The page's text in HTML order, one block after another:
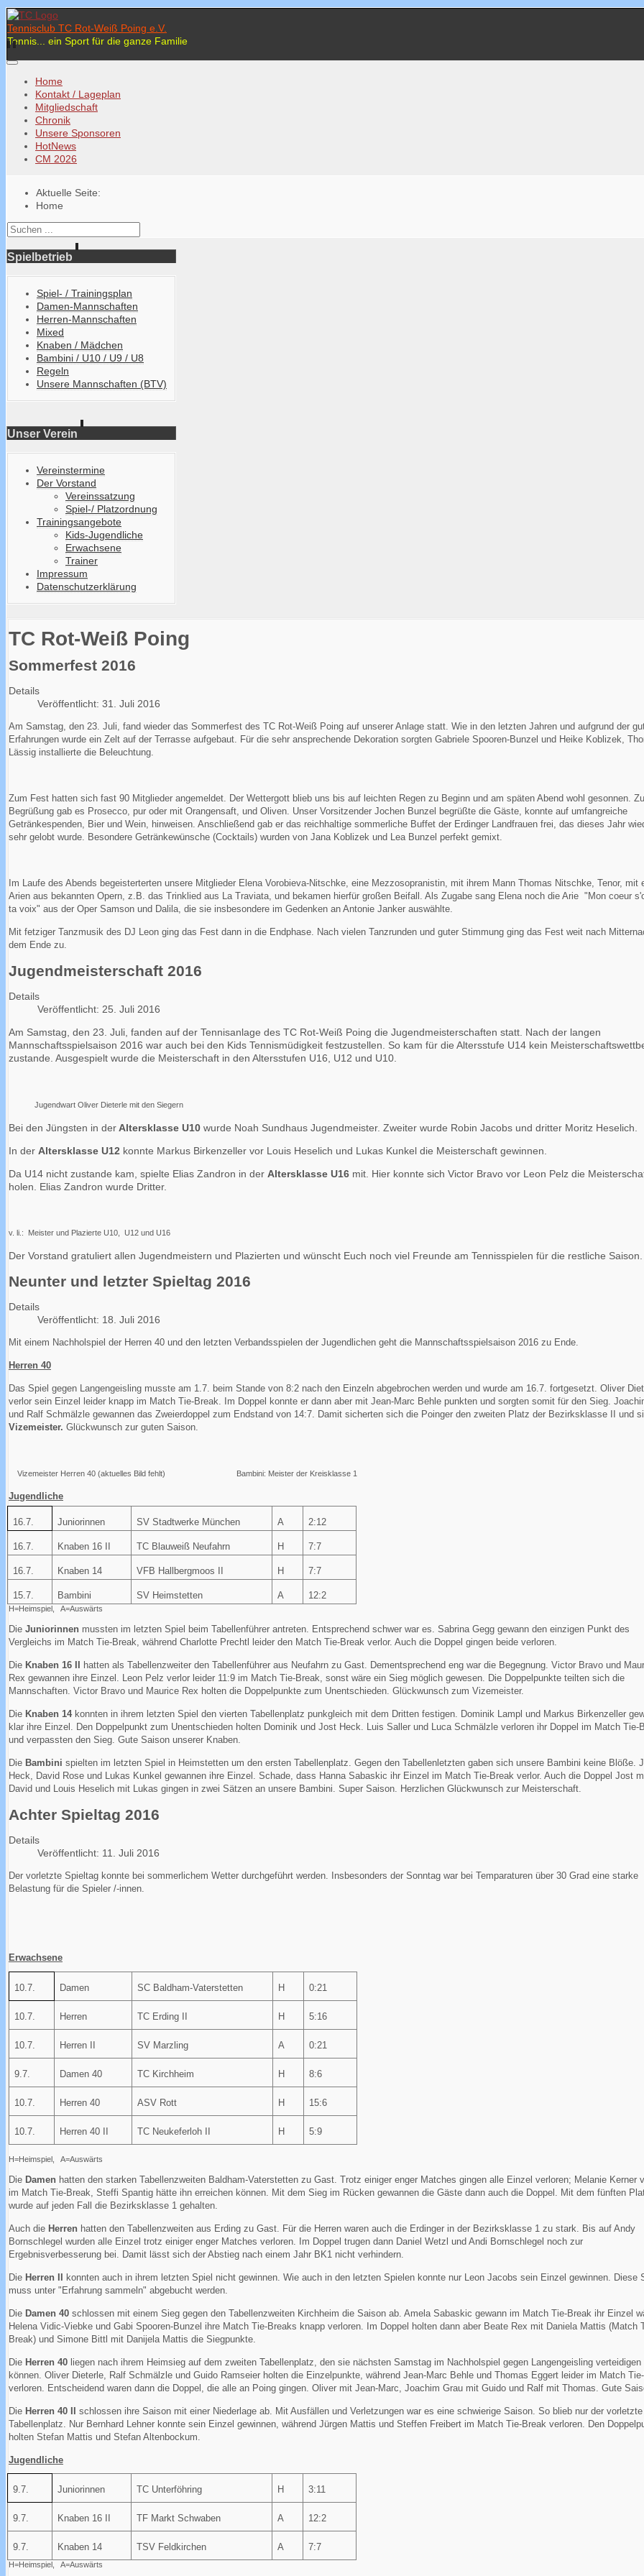
Tennisclub TC Rot-Weiß Poing e.V.
Tennis... ein Sport für die ganze Familie
Home
Kontakt / Lageplan
Mitgliedschaft
Chronik
Unsere Sponsoren
HotNews
CM 2026
Aktuelle Seite:
Home
Spielbetrieb
Spiel- / Trainingsplan
Damen-Mannschaften
Herren-Mannschaften
Mixed
Knaben / Mädchen
Bambini / U10 / U9 / U8
Regeln
Unsere Mannschaften (BTV)
Unser Verein
Vereinstermine
Der Vorstand
Vereinssatzung
Spiel-/ Platzordnung
Trainingsangebote
Kids-Jugendliche
Erwachsene
Trainer
Impressum
Datenschutzerklärung
TC Rot-Weiß Poing
Sommerfest 2016
Details
Veröffentlicht: 31. Juli 2016
Am Samstag, den 23. Juli, fand wieder das Sommerfest des TC Rot-Weiß Poing auf unserer Anlage statt. Wie in den letzten Jahren und aufgrund der
Erfahrungen wurde ein Zelt auf der Terrasse aufgebaut. Für die sehr ansprechende Dekoration sorgten Gabriele Spooren-Bunzel und Heike Koblizek,
Lässig installierte die Beleuchtung.
Zum Fest hatten sich fast 90 Mitglieder angemeldet. Der Wettergott blieb uns bis auf leichten Regen zu Beginn und am späten Abend wohl gesonnen.
Begrüßung gab es Prosecco, pur oder mit Orangensaft, und Oliven. Unser Vorsitzender Jochen Bunzel begrüßte die Gäste, konnte auf umfangreiche
Getränkespenden, Bier und Wein, hinweisen. Anschließend gab er das reichhaltige sommerliche Buffet der Erdinger Landfrauen frei, das dieses Jahr
sehr gelobt wurde. Besondere Getränkewünsche (Cocktails) wurden von Jana Koblizek und Lea Bunzel perfekt gemixt.
Im Laufe des Abends begeisterterten unsere Mitglieder Elena Vorobieva-Nitschke, eine Mezzosopranistin, mit ihrem Mann Thomas Nitschke, Tenor, mit
Arien aus bekannten Opern, z.B. das Trinklied aus La Traviata, und bekamen hierfür großen Beifall. Als Zugabe sang Elena noch die Arie "Mon coeur
ta voix" aus der Oper Samson und Dalila, die sie insbesondere im Gedenken an Antonie Janker auswählte.
Mit fetziger Tanzmusik des DJ Leon ging das Fest dann in die Endphase. Nach vielen Tanzrunden und guter Stimmung ging das Fest weit nach
dem Ende zu.
Jugendmeisterschaft 2016
Details
Veröffentlicht: 25. Juli 2016
Am Samstag, den 23. Juli, fanden auf der Tennisanlage des TC Rot-Weiß Poing die Jugendmeisterschaften statt. Nach der langen
Mannschaftsspielsaison 2016 war auch bei den Kids Tennismüdigkeit festzustellen. So kam für die Altersstufe U14 kein
zustande. Ausgespielt wurde die Meisterschaft in den Altersstufen U16, U12 und U10.
Jugendwart Oliver Dieterle mit den Siegern
Bei den Jüngsten in derAltersklasse U10 wurde Noah Sundhaus Jugendmeister. Zweiter wurde Robin Jacobs und dritter Moritz Heselich.
In der Altersklasse U12 konnte Markus Birkenzeller vor Louis Heselich und Lukas Kunkel die Meisterschaft gewinnen.
Da U14 nicht zustande kam, spielte Elias Zandron in der Altersklasse U16 mit. Hier konnte sich Victor Bravo vor Leon Pelz die
holen. Elias Zandron wurde Dritter.
v. li.: Meister und Plazierte U10, U12 und U16
Der Vorstand gratuliert allen Jugendmeistern und Plazierten und wünscht Euch noch viel Freunde am Tennisspielen für die restliche Saison.
Neunter und letzter Spieltag 2016
Details
Veröffentlicht: 18. Juli 2016
Mit einem Nachholspiel der Herren 40 und den letzten Verbandsspielen der Jugendlichen geht die Mannschaftsspielsaison 2016 zu Ende.
Herren 40
Das Spiel gegen Langengeisling musste am 1.7. beim Stande von 8:2 nach den Einzeln abgebrochen werden und wurde am 16.7. fortgesetzt. Oliver
verlor sein Einzel leider knapp im Match Tie-Break. Im Doppel konnte er dann aber mit Jean-Marc Behle punkten und sorgten somit für den Sieg.
und Ralf Schmälzle gewannen das Zweierdoppel zum Endstand von 14:7. Damit sicherten sich die Poinger den zweiten Platz der Bezirksklasse II und
Vizemeister. Glückwunsch zur guten Saison.
Vizemeister Herren 40 (aktuelles Bild fehlt) Bambini: Meister der Kreisklasse 1
Jugendliche
16.7. Juniorinnen SV Stadtwerke München A 2:12
16.7. Knaben 16 II TC Blauweiß Neufahrn H 7:7
16.7. Knaben 14 VFB Hallbergmoos II H 7:7
15.7. Bambini SV Heimstetten A 12:2
H=Heimspiel, A=Auswärts
Die Juniorinnen mussten im letzten Spiel beim Tabellenführer antreten. Entsprechend schwer war es. Sabrina Gegg gewann den einzigen Punkt des
Vergleichs im Match Tie-Break, während Charlotte Prechtl leider den Match Tie-Break verlor. Auch die Doppel gingen beide verloren.
Die Knaben 16 II
hatten als Tabellenzweiter den Tabellenführer aus Neufahrn zu Gast. Dementsprechend eng war die Begegnung. Victor Bravo und
Rex gewannen ihre Einzel. Leon Pelz verlor leider 11:9 im Match Tie-Break, sonst wäre ein Sieg möglich gewesen. Die Doppelpunkte teilten sich die
Mannschaften. Victor Bravo und Maurice Rex holten die Doppelpunkte zum Unentschieden. Glückwunsch zum Vizemeister.
Die Knaben 14konnten in ihrem letzten Spiel den vierten Tabellenplatz punkgleich mit dem Dritten festigen. Dominik Lampl und Markus Birkenzeller
klar ihre Einzel. Den Doppelpunkt zum Unentschieden holten Dominik und Jost Heck. Luis Saller und Luca Schmälzle verloren ihr Doppel im Match Tie-
und verpassten den Sieg. Gute Saison unserer Knaben.
Die Bambini spielten im letzten Spiel in Heimstetten um den ersten Tabellenplatz. Gegen den Tabellenletzten gaben sich unsere Bambini keine Blöße.
Heck, David Rose und Lukas Kunkel gewannen ihre Einzel. Schade, dass Hanna Sabaskic ihr Einzel im Match Tie-Break verlor. Auch die Doppel Jost
David und Louis Heselich mit Lukas gingen in zwei Sätzen an unsere Bambini. Super Saison. Herzlichen Glückwunsch zur Meisterschaft.
Achter Spieltag 2016
Details
Veröffentlicht: 11. Juli 2016
Der vorletzte Spieltag konnte bei sommerlichem Wetter durchgeführt werden. Insbesonders der Sonntag war bei Temparaturen über 30 Grad eine starke
Belastung für die Spieler /-innen.
Erwachsene
10.7. Damen SC Baldham-Vaterstetten H 0:21
10.7. Herren TC Erding II H 5:16
10.7. Herren II SV Marzling A 0:21
9.7. Damen 40 TC Kirchheim H 8:6
10.7. Herren 40 ASV Rott H 15:6
10.7. Herren 40 II TC Neukeferloh II H 5:9
H=Heimspiel, A=Auswärts
Die Damen hatten den starken Tabellenzweiten Baldham-Vaterstetten zu Gast. Trotz einiger enger Matches gingen alle Einzel verloren; Melanie Kerner
im Match Tie-Break, Steffi Spantig hätte ihn erreichen können. Mit dem Sieg im Rücken gewannen die Gäste dann auch die Doppel. Mit dem fünften
wurde auf jeden Fall die Bezirksklasse 1 gehalten.
Auch die Herren hatten den Tabellenzweiten aus Erding zu Gast. Für die Herren waren auch die Erdinger in der Bezirksklasse 1 zu stark. Bis auf Andy
Bornschlegel wurden alle Einzel trotz einiger enger Matches verloren. Im Doppel trugen dann Daniel Wetzl und Andi Bornschlegel noch zur
Ergebnisverbesserung bei. Damit lässt sich der Abstieg nach einem Jahr BK1 nicht verhindern.
Die Herren II konnten auch in ihrem letzten Spiel nicht gewinnen. Wie auch in den letzten Spielen konnte nur Leon Jacobs sein Einzel gewinnen. Diese
muss unter "Erfahrung sammeln" abgebucht werden.
Die Damen 40 schlossen mit einem Sieg gegen den Tabellenzweiten Kirchheim die Saison ab. Amela Sabaskic gewann im Match Tie-Break ihr Einzel
Helena Vidic-Viebke und Gabi Spooren-Bunzel ihre Match Tie-Breaks knapp verloren. Im Doppel holten dann aber Beate Rex mit Daniela Mattis (Match
Break) und Simone Bittl mit Danijela Mattis die Siegpunkte.
Die Herren 40 liegen nach ihrem Heimsieg auf dem zweiten Tabellenplatz, den sie nächsten Samstag im Nachholspiel gegen Langengeisling verteidigen
können. Oliver Dieterle, Ralf Schmälzle und Guido Ramseier holten die Einzelpunkte, während Jean-Marc Behle und Thomas Eggert leider im Match
verloren. Entscheidend waren dann die Doppel, die alle an Poing gingen. Oliver mit Jean-Marc, Joachim Grau mit Guido und Ralf mit Thomas. Gute
Die Herren 40 II schlossen ihre Saison mit einer Niederlage ab. Mit Ausfällen und Verletzungen war es eine schwierige Saison. So blieb nur der vorletzte
Tabellenplatz. Nur Bernhard Lehner konnte sein Einzel gewinnen, während Jürgen Mattis und Steffen Freibert im Match Tie-Break verloren. Den
holten Stefan Mattis und Stefan Altenbockum.
Jugendliche
9.7. Juniorinnen TC Unterföhring H 3:11
9.7. Knaben 16 II TF Markt Schwaben A 12:2
9.7. Knaben 14 TSV Feldkirchen A 7:7
H=Heimspiel, A=Auswärts